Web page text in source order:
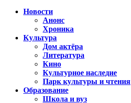
Новости
Анонс
Хроника
Культура
Дом актёра
Литература
Кино
Культурное наследие
Парк культуры и чтения
Образование
Школа и вуз